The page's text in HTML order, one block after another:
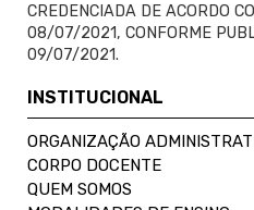
CREDENCIADA DE ACORDO
08/07/2021, CONFORME
09/07/2021.
INSTITUCIONAL
ORGANIZAÇÃO
CORPO DOCENTE
QUEM SOMOS